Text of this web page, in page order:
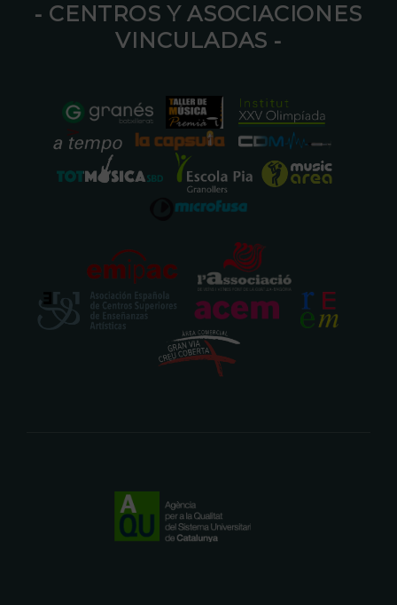
⁃ CENTROS Y ASOCIACIONES
VINCULADAS ⁃